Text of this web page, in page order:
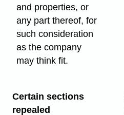
and properties, or
any part thereof, for
such consideration
as the company
may think fit.
Certain sections
repealed